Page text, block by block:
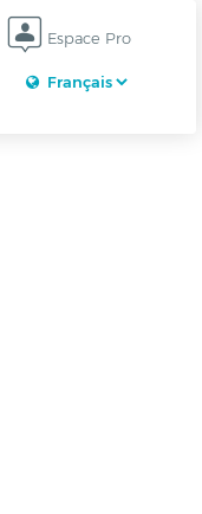
Espace Pro